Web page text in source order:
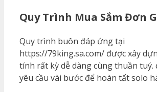
Quy Trình Mua Sắm Đơn
Quy trình buôn đáp ứng tại
https://79king.sa.com/ được xây
tính rất kỳ dễ dàng cùng thuần tuý.
yêu cầu vài bước để hoàn tất solo